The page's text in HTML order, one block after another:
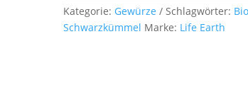
Kategorie: Gewürze Schlagwörter: Bio
Schwarzkümmel Marke: Life Earth